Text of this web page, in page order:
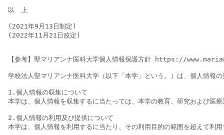
以　上
(2021年9月13日制定)
(2022年11月21日改定)
【参考】聖マリアンナ医科大学個人情報保護方針 https://
学校法人聖マリアンナ医科大学（以下「本学」という。）は、個人情報
1.個人情報の収集について
本学は、個人情報を収集するに当たっては、本学の教育、研究および医
2.個人情報の利用及び提供について
本学は、個人情報を利用するに当たり、その利用目的の範囲を超えて利